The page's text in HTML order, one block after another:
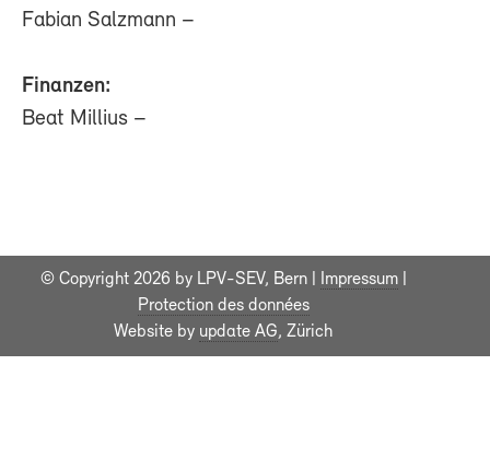
Fabian Salzmann –
Finanzen:
Beat Millius –
© Copyright 2026 by LPV-SEV, Bern | Impressum|
Protection des données
Website by update AG, Zürich